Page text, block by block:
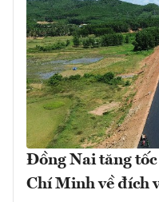
Đồng Nai tăng
Chí Minh về đích